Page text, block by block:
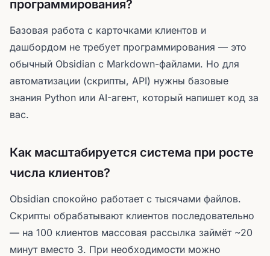
программирования?
Базовая работа с карточками клиентов и
дашбордом не требует программирования — это
обычный Obsidian с Markdown-файлами. Но для
автоматизации (скрипты, API) нужны базовые
знания Python или AI-агент, который напишет код за
вас.
Как масштабируется система при росте
числа клиентов?
Obsidian спокойно работает с тысячами файлов.
Скрипты обрабатывают клиентов последовательно
— на 100 клиентов массовая рассылка займёт ~20
минут вместо 3. При необходимости можно